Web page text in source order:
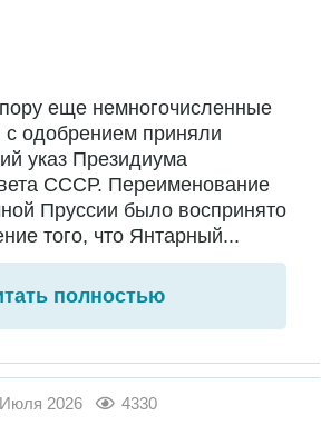
еще немногочисленные
с одобрением приняли
указ Президиума
СССР. Переименование
Пруссии было воспринято
того, что Янтарный...
полностью
2026 4330